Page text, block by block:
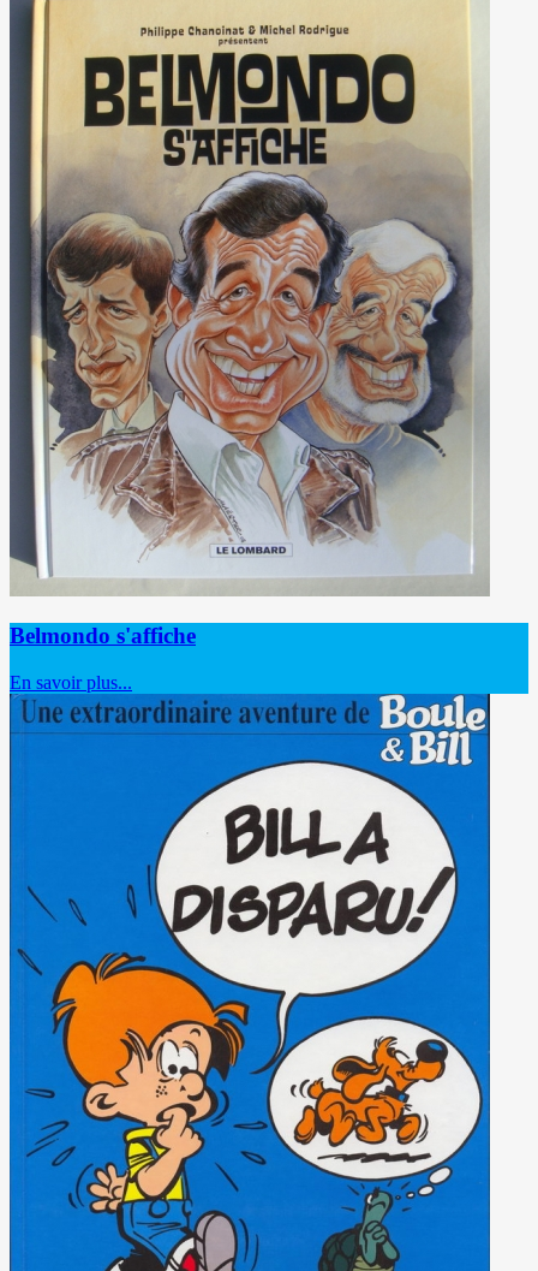
Belmondo s'affiche
En savoir plus...